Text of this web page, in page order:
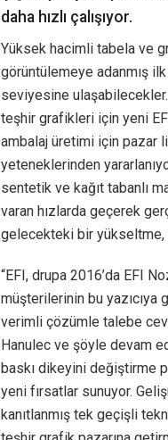
daha hızlı çalışıyor.
Yüksek hacimli tabela ve
görüntülemeye adanmış
seviyesine
teşhir grafikleri için yeni
ambalaj üretimi için pazar
yeteneklerinden
sentetik ve kağıt tabanlı
varan hızlarda geçerek
gelecekteki bir yükseltme,
“EFI, drupa 2016’da EFI
müşterilerinin bu yazıcıya
verimli çözümle talebe
Hanulec ve şöyle devam
baskı dikeyini değiştirme
yeni fırsatlar sunuyor.
kanıtlanmış tek geçişli